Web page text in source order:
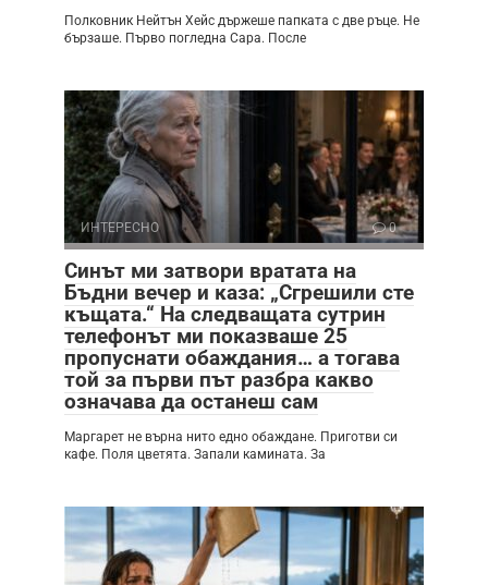
Полковник Нейтън Хейс държеше папката с две ръце. Не
бързаше. Първо погледна Сара. После
ИНТЕРЕСНО 0
Синът ми затвори вратата на
Бъдни вечер и каза: „Сгрешили сте
къщата.“ На следващата сутрин
телефонът ми показваше 25
пропуснати обаждания… а тогава
той за първи път разбра какво
означава да останеш сам
Маргарет не върна нито едно обаждане. Приготви си
кафе. Поля цветята. Запали камината. За